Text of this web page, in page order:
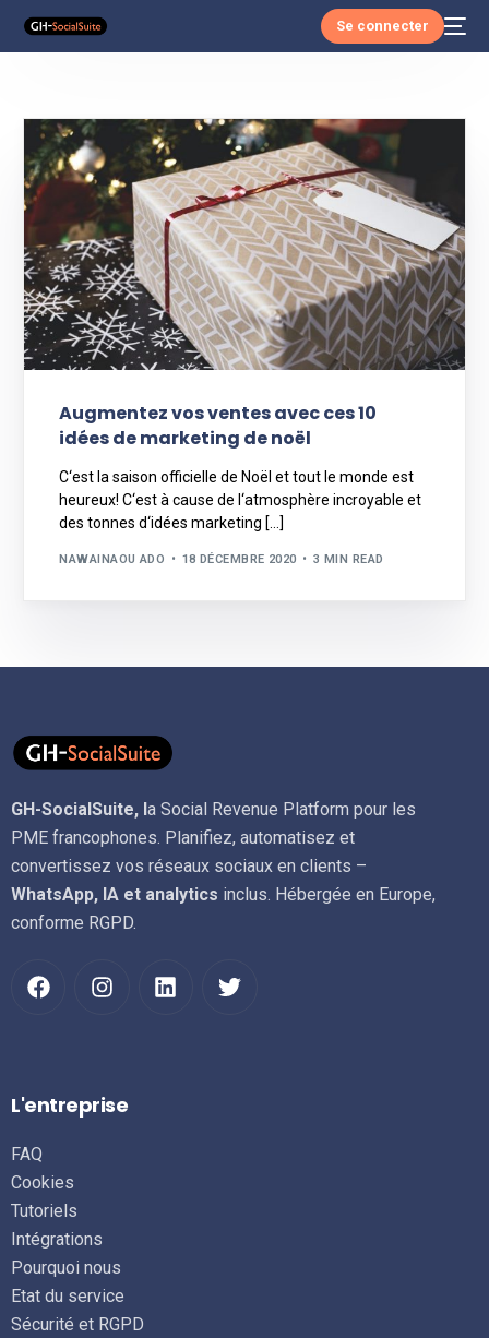
Se connecter
Augmentez vos ventes avec ces 10
idées de marketing de noël
C‘est la saison officielle de Noël et tout le monde est
heureux! C‘est à cause de l‘atmosphère incroyable et
des tonnes d‘idées marketing […]
NAWAINAOU ADO 18 DÉCEMBRE 2020 3 MIN READ
GH-SocialSuite, l a Social Revenue Platform pour les
PME francophones. Planifiez, automatisez et
convertissez vos réseaux sociaux en clients –
WhatsApp, IA et analytics inclus. Hébergée en Europe,
conforme RGPD.
L'entreprise
FAQ
Cookies
Tutoriels
Intégrations
Pourquoi nous
Etat du service
Sécurité et RGPD